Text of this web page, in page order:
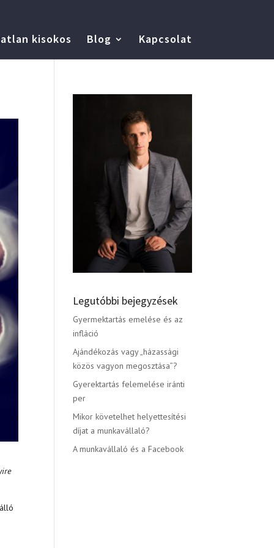
kisokos Blog Kapcsolat
Legutóbbi bejegyzések
Gyermektartás emelése és az
infláció
Ajándékozás vagy „házassági
közös vagyon megosztása”?
Gyerektartás felemelése iránti
per
Mikor követelhet helyettesítési
díjat a munkavállaló?
A munkavállaló és a Facebook